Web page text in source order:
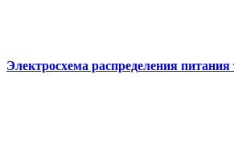
Электросхема распределения